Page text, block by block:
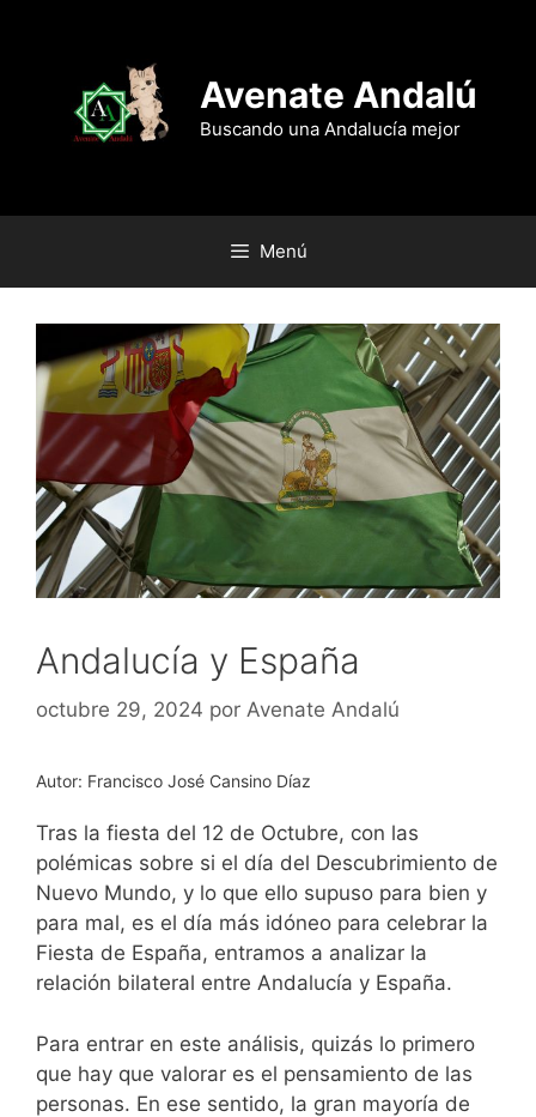
Avenate Andalú
Buscando una Andalucía mejor
Menú
Andalucía y España
octubre 29, 2024 por Avenate Andalú
Autor: Francisco José Cansino Díaz
Tras la fiesta del 12 de Octubre, con las
polémicas sobre si el día del Descubrimiento de
Nuevo Mundo, y lo que ello supuso para bien y
para mal, es el día más idóneo para celebrar la
Fiesta de España, entramos a analizar la
relación bilateral entre Andalucía y España.
Para entrar en este análisis, quizás lo primero
que hay que valorar es el pensamiento de las
personas. En ese sentido, la gran mayoría de